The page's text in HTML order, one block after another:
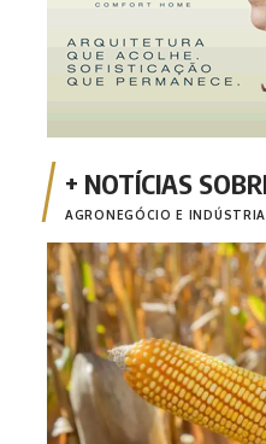
AGRONEGÓCIO E INDÚSTRIA